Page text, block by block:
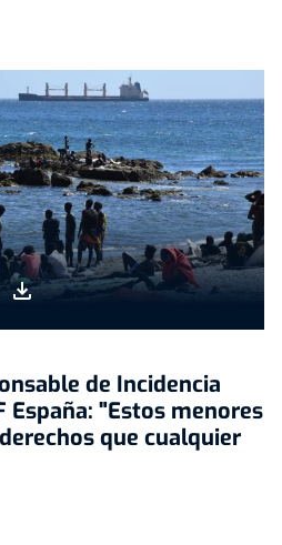
de Incidencia
España: "Estos menores
que cualquier